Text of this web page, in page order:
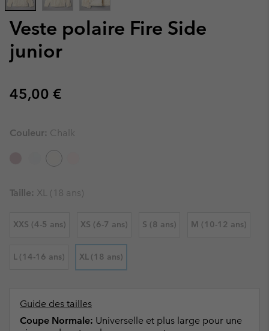
Veste polaire Fire Side
junior
Regular price:
45,00 €
Couleur: Chalk
Taille: XL (18 ans)
XXS (4-5 ans) XS (6-7 ans) S (8 ans) M (10-12 ans)
L (14-16 ans) XL (18 ans)
Guide des tailles
Coupe Normale: Universelle et plus large pour une